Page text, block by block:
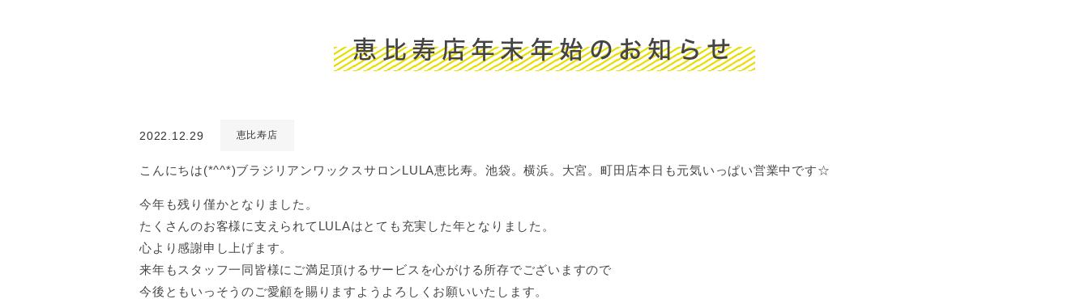
恵比寿店年末年始のお知らせ
2022.12.29 恵比寿店
こんにちは(*^^*)ブラジリアンワックスサロンLULA恵比寿。池袋。横浜。大宮。町田店本日も元気いっぱい営業中です☆
今年も残り僅かとなりました。
たくさんのお客様に支えられてLULAはとても充実した年となりました。
心より感謝申し上げます。
来年もスタッフ一同皆様にご満足頂けるサービスを心がける所存でございますので
今後ともいっそうのご愛顧を賜りますようよろしくお願いいたします。